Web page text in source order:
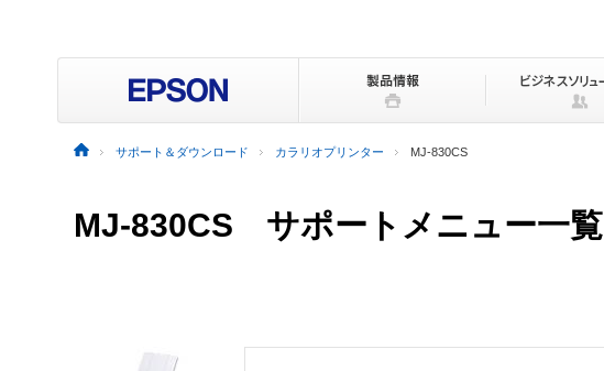
サポート＆ダウンロード カラリオプリンター MJ-830CS
MJ-830CS サポートメニュー一覧